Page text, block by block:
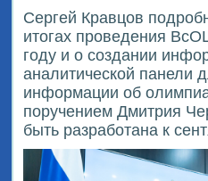
Сергей Кравцов
итогах проведения
году и о создании
аналитической панели
информации об
поручением Дмитрия
быть разработана к